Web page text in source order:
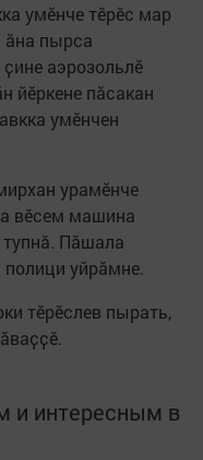
умӗнче тӗрӗс мар
ӑна пырса
аэрозольлӗ
йӗркене пӑсакан
умӗнчен
урамӗнче
вӗсем машина
тупнӑ. Пӑшала
полици уйрӑмне.
тӗрӗслев пырать,
и интересным в